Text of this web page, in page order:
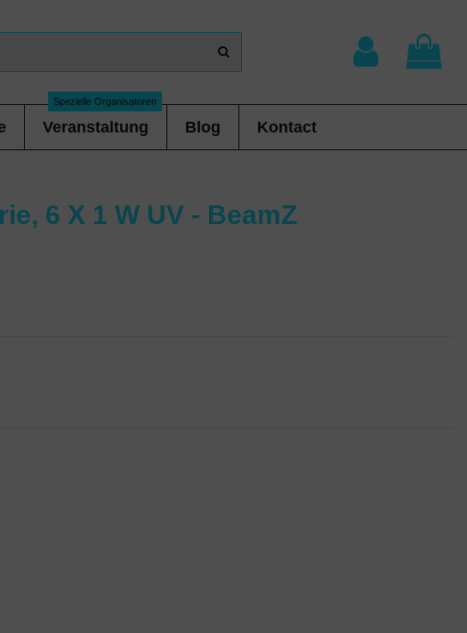
Veranstaltung
Spezielle Organisatoren
Blog Kontact
6 X 1 W UV - BeamZ